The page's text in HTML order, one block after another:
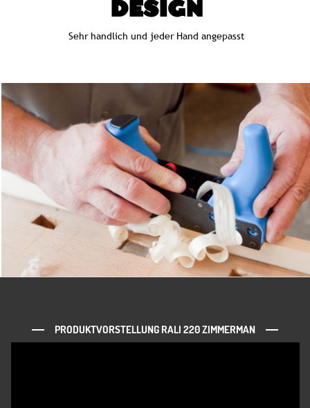
DESIGN
Sehr handlich und jeder Hand angepasst
PRODUKTVORSTELLUNG RALI 220 ZIMMERMAN